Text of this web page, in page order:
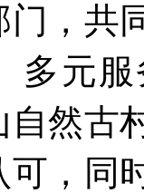
，共
多元
然古
，同